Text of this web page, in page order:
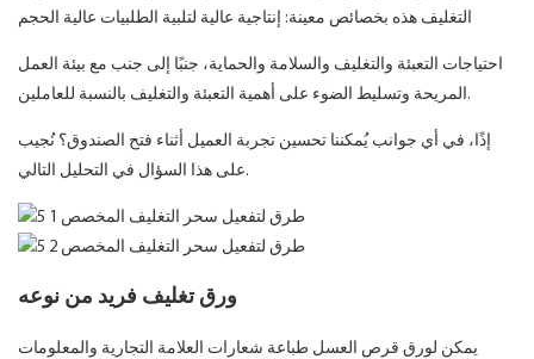
التغليف هذه بخصائص معينة: إنتاجية عالية لتلبية الطلبيات عالية الحجم
احتياجات التعبئة والتغليف والسلامة والحماية، جنبًا إلى جنب مع بيئة العمل
المريحة وتسليط الضوء على أهمية التعبئة والتغليف بالنسبة للعاملين.
إذًا، في أي جوانب يُمكننا تحسين تجربة العميل أثناء فتح الصندوق؟ نُجيب
على هذا السؤال في التحليل التالي.
ورق تغليف فريد من نوعه
يمكن لورق قرص العسل طباعة شعارات العلامة التجارية والمعلومات